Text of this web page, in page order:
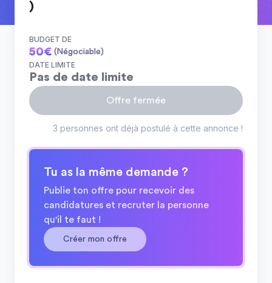
)
BUDGET DE
50€ (Négociable)
DATE LIMITE
Pas de date limite
Offre fermée
3 personnes ont déjà postulé à cette annonce !
Tu as la même demande ?
Publie ton offre pour recevoir des
candidatures et recruter la personne
qu'il te faut !
Créer mon offre